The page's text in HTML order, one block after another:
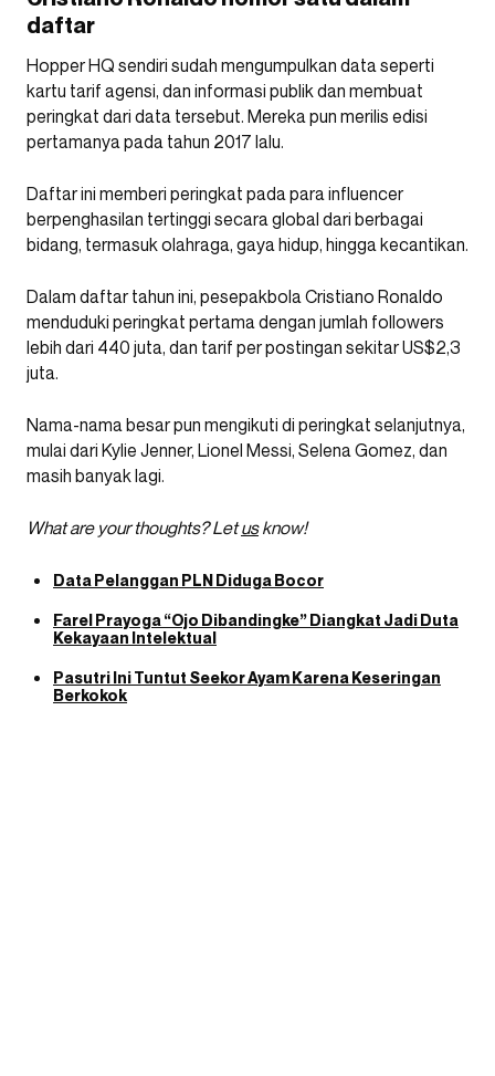
daftar
Hopper HQ sendiri sudah mengumpulkan data seperti
kartu tarif agensi, dan informasi publik dan membuat
peringkat dari data tersebut. Mereka pun merilis edisi
pertamanya pada tahun 2017 lalu.
Daftar ini memberi peringkat pada para influencer
berpenghasilan tertinggi secara global dari berbagai
bidang, termasuk olahraga, gaya hidup, hingga kecantikan.
Dalam daftar tahun ini, pesepakbola Cristiano Ronaldo
menduduki peringkat pertama dengan jumlah followers
lebih dari 440 juta, dan tarif per postingan sekitar US$2,3
juta.
Nama-nama besar pun mengikuti di peringkat selanjutnya,
mulai dari Kylie Jenner, Lionel Messi, Selena Gomez, dan
masih banyak lagi.
What are your thoughts? Letusknow!
Data Pelanggan PLN Diduga Bocor
Farel Prayoga “Ojo Dibandingke” Diangkat Jadi Duta
Kekayaan Intelektual
Pasutri Ini Tuntut Seekor Ayam Karena Keseringan
Berkokok